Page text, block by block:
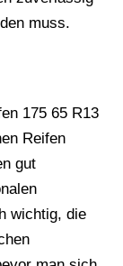
muss.
175 65 R13
Reifen
gut
wichtig, die